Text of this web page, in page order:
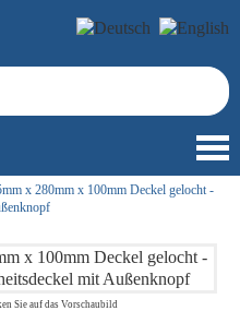
x 280mm x 100mm Deckel gelocht -
Sie auf das Vorschaubild